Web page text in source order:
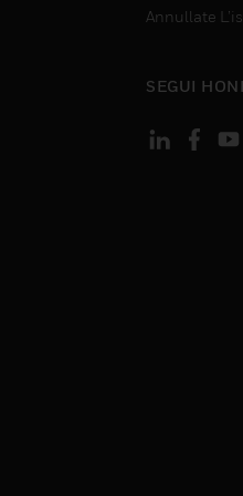
Annullate
SEGUI